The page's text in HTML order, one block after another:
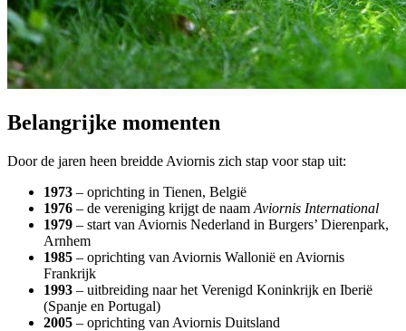
Belangrijke momenten
Door de jaren heen breidde Aviornis zich stap voor stap uit:
1973 – oprichting in Tienen, België
1976 – de vereniging krijgt de naam Aviornis International
1979 – start van Aviornis Nederland in Burgers’ Dierenpark,
Arnhem
1985 – oprichting van Aviornis Wallonië en Aviornis
Frankrijk
1993 – uitbreiding naar het Verenigd Koninkrijk en Iberië
(Spanje en Portugal)
2005 – oprichting van Aviornis Duitsland